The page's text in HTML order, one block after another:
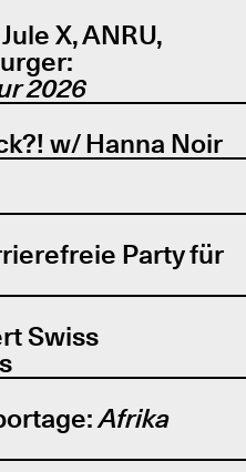
X, ANRU,
2026
w/ Hanna Noir
Party für
Swiss
Afrika